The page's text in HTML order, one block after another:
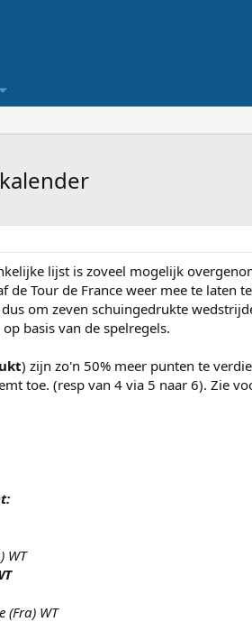
lijst is zoveel mogelijk
de Tour de France weer mee te
om zeven schuingedrukte
basis van de spelregels.
) zijn zo'n 50% meer punten te
toe. (resp van 4 via 5 naar 6). Zie
WT
(Fra) WT